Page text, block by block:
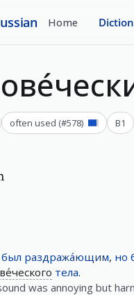
Home
often used (#578) B1
был раздража́ющим, но
тела.
was annoying but